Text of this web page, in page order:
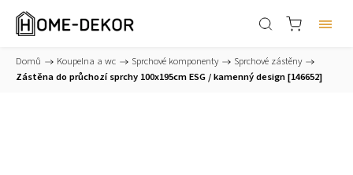
Domů / Koupelna a wc / Sprchové komponenty / Sprchové zástěny /
Zástěna do průchozí sprchy 100x195cm ESG / kamenný design [146652]